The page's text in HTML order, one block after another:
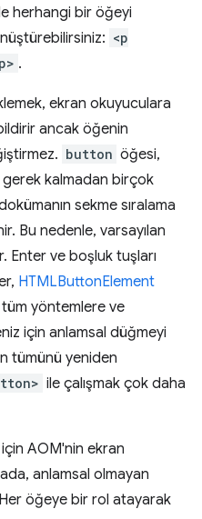
herhangi bir öğeyi
<p
.
ekran okuyuculara
ancak öğenin
button öğesi,
gerek kalmadan birçok
sekme sıralama
Bu nedenle, varsayılan
Enter ve boşluk tuşları
HTMLButtonElement
yöntemlere ve
için anlamsal düğmeyi
tümünü yeniden
ile çalışmak çok daha
AOM'nin ekran
anlamsal olmayan
öğeye bir rol atayarak